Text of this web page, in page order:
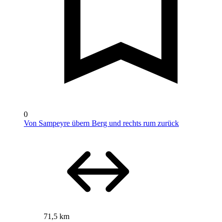
0
Von Sampeyre übern Berg und rechts rum zurück
71,5 km